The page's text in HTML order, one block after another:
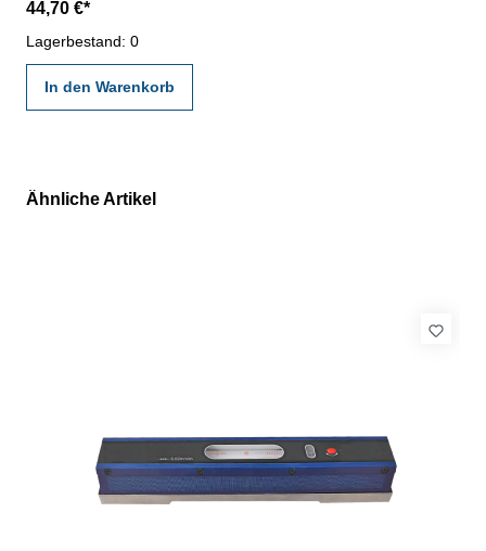
nach angegebenen Werksnormen
44,70 €*
Lagerbestand: 0
In den Warenkorb
Produktgalerie überspringen
Ähnliche Artikel